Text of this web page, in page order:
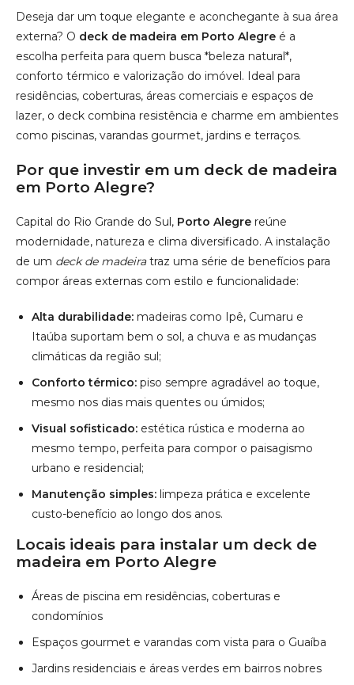
Por que investir em um deck de madeira
em Porto Alegre?
Capital do Rio Grande do Sul,Porto Alegrereúne
modernidade, natureza e clima diversificado. A instalação
de umdeck de madeira traz uma série de benefícios para
compor áreas externas com estilo e funcionalidade:
Itaúba suportam bem o sol, a chuva e as mudanças
climáticas da região sul;
Conforto térmico: piso sempre agradável ao toque,
mesmo nos dias mais quentes ou úmidos;
Visual sofisticado:estética rústica e moderna ao
mesmo tempo, perfeita para compor o paisagismo
Manutenção simples: limpeza prática e excelente
custo-benefício ao longo dos anos.
Locais ideais para instalar um deck de
madeira em Porto Alegre
Áreas de piscina em residências, coberturas e
condomínios
Jardins residenciais e áreas verdes em bairros nobres
Baixa e Moinhos de Vento
cidade
Saiba mais